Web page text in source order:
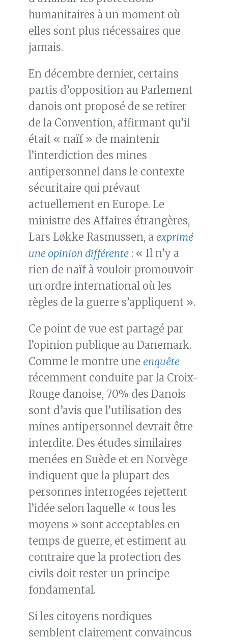
humanitaires à un moment où
elles sont plus nécessaires que
jamais.
En décembre dernier, certains
partis d’opposition au Parlement
danois ont proposé de se retirer
de la Convention, affirmant qu’il
était « naïf » de maintenir
l’interdiction des mines
antipersonnel dans le contexte
sécuritaire qui prévaut
actuellement en Europe. Le
ministre des Affaires étrangères,
Lars Løkke Rasmussen, a exprimé
une opinion différente : « Il n’y a
rien de naïf à vouloir promouvoir
un ordre international où les
règles de la guerre s’appliquent ».
Ce point de vue est partagé par
l’opinion publique au Danemark.
Comme le montre une enquête
récemment conduite par la Croix-
Rouge danoise, 70% des Danois
sont d’avis que l’utilisation des
mines antipersonnel devrait être
interdite. Des études similaires
menées en Suède et en Norvège
indiquent que la plupart des
personnes interrogées rejettent
l’idée selon laquelle « tous les
moyens » sont acceptables en
temps de guerre, et estiment au
contraire que la protection des
civils doit rester un principe
fondamental.
Si les citoyens nordiques
semblent clairement convaincus